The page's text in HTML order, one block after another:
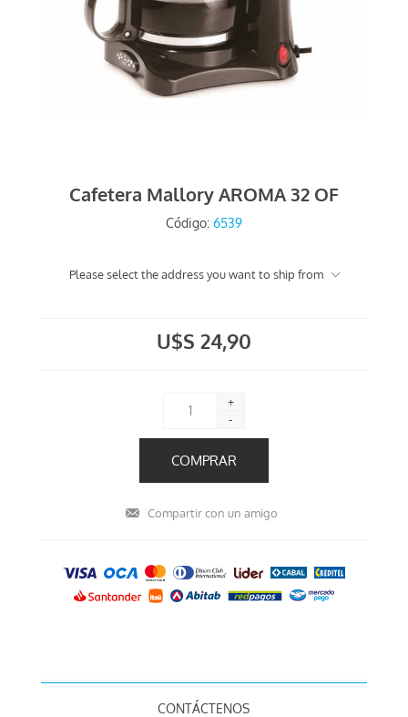
Cafetera Mallory AROMA 32 OF
Código: 6539
Please select the address you want to ship from
U$S 24,90
+
-
CONTÁCTENOS